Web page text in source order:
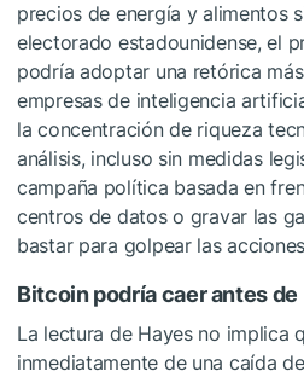
precios de energía y alimentos
electorado estadounidense, el
podría adoptar una retórica
empresas de inteligencia
la concentración de riqueza
análisis, incluso sin medidas
campaña política basada en
centros de datos o gravar las
bastar para golpear las
Bitcoin podría caer antes
La lectura de Hayes no implica
inmediatamente de una caída